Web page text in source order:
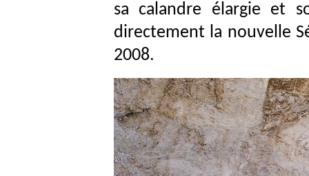
sa calandre élargie et
directement la nouvelle
2008.